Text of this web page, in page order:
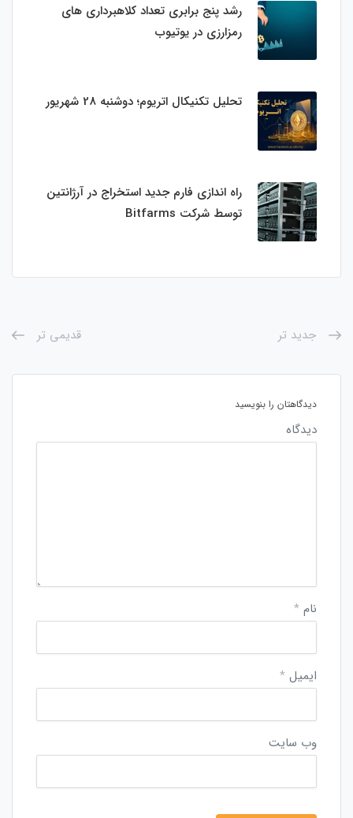
رشد پنج برابری تعداد کلاهبرداری های
رمزارزی در یوتیوب
تحلیل تکنیکال اتریوم؛ دوشنبه 28 شهریور
راه اندازی فارم جدید استخراج در آرژانتین
توسط شرکت Bitfarms
جدید تر قدیمی تر
دیدگاهتان را بنویسید
دیدگاه
نام *
ایمیل *
وب‌ سایت